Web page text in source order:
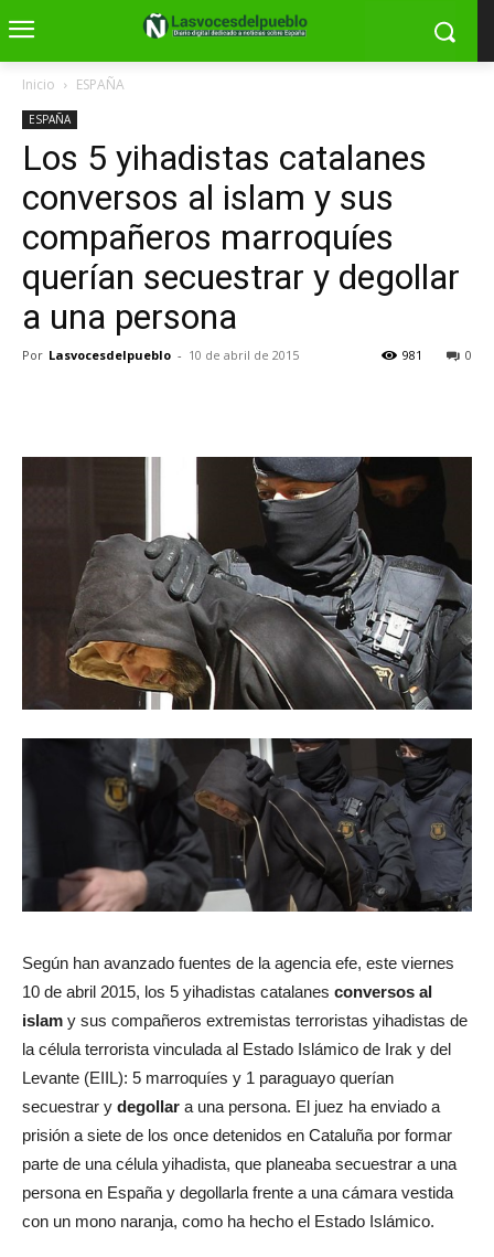
Inicio ESPAÑA
ESPAÑA
Los 5 yihadistas catalanes
conversos al islam y sus
compañeros marroquíes
querían secuestrar y degollar
a una persona
Por Lasvocesdelpueblo - 10 de abril de 2015 0
981
Según han avanzado fuentes de la agencia efe, este viernes
10 de abril 2015, los 5 yihadistas catalanes conversos al
islam y sus compañeros extremistas terroristas yihadistas de
la célula terrorista vinculada al Estado Islámico de Irak y del
Levante (EIIL): 5 marroquíes y 1 paraguayo querían
secuestrar y degollar a una persona. El juez ha enviado a
prisión a siete de los once detenidos en Cataluña por formar
parte de una célula yihadista, que planeaba secuestrar a una
persona en España y degollarla frente a una cámara vestida
con un mono naranja, como ha hecho el Estado Islámico.